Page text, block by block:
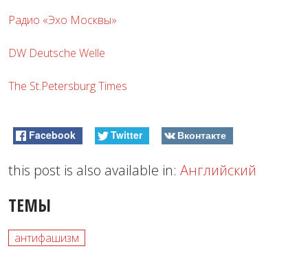
Радио «Эхо Москвы»
DW Deutsche Welle
The St.Petersburg Times
Facebook Twitter Вконтакте
this post is also available in: Английский
ТЕМЫ
антифашизм